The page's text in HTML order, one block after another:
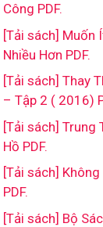
Công PDF.
[Tải sách] Muốn
Nhiều Hơn PDF.
[Tải sách] Thay
– Tập 2 ( 2016)
[Tải sách] Trung
Hồ PDF.
[Tải sách]
PDF.
[Tải sách] Bộ